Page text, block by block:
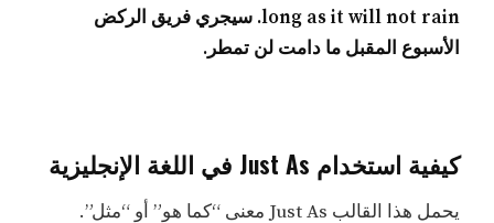
long as it will not rain. سيجري فريق الركض
الأسبوع المقبل ما دامت لن تمطر.
كيفية استخدام Just As في اللغة الإنجليزية
يحمل هذا القالب Just As معنى “كما هو” أو “مثل”.